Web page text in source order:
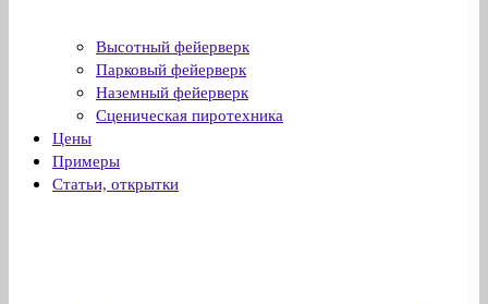
Высотный фейерверк
Парковый фейерверк
Наземный фейерверк
Сценическая пиротехника
Цены
Примеры
Статьи, открытки